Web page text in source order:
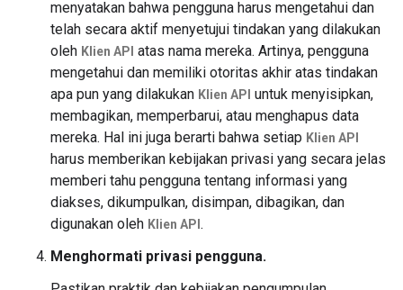
menyatakan bahwa pengguna harus mengetahui dan
telah secara aktif menyetujui tindakan yang dilakukan
oleh Klien API atas nama mereka. Artinya, pengguna
mengetahui dan memiliki otoritas akhir atas tindakan
apa pun yang dilakukan Klien API untuk menyisipkan,
membagikan, memperbarui, atau menghapus data
mereka. Hal ini juga berarti bahwa setiap Klien API
harus memberikan kebijakan privasi yang secara jelas
memberi tahu pengguna tentang informasi yang
diakses, dikumpulkan, disimpan, dibagikan, dan
digunakan oleh Klien API .
Menghormati privasi pengguna.